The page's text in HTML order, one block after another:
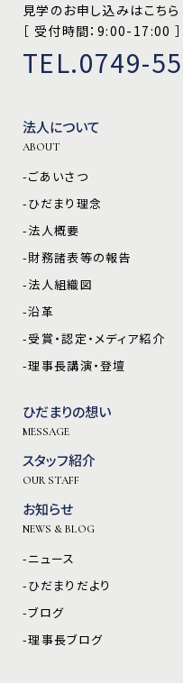
見学のお申し込みはこちら
［ 受付時間：9:00-17:00 ］
TEL.0749-
法人について
ABOUT
-ごあいさつ
-ひだまり理念
-法人概要
-財務諸表等の報告
-法人組織図
-沿革
-受賞・認定・メディア紹介
-理事長講演・登壇
ひだまりの想い
MESSAGE
スタッフ紹介
OUR STAFF
お知らせ
NEWS & BLOG
-ニュース
-ひだまりだより
-ブログ
-理事長ブログ